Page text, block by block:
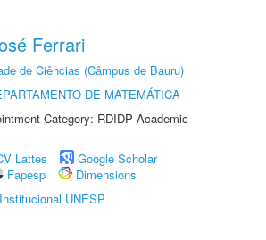
Ferrari
de Ciências (Câmpus de Bauru)
DE MATEMÁTICA
Category: RDIDP Academic
Lattes
Google Scholar
Fapesp
Dimensions
UNESP